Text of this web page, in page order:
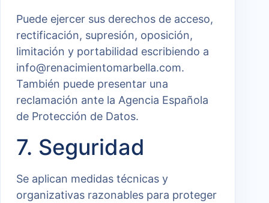
Puede ejercer sus derechos de acceso,
rectificación, supresión, oposición,
limitación y portabilidad escribiendo a
info@renacimientomarbella.com.
También puede presentar una
reclamación ante la Agencia Española
de Protección de Datos.
7. Seguridad
Se aplican medidas técnicas y
organizativas razonables para proteger